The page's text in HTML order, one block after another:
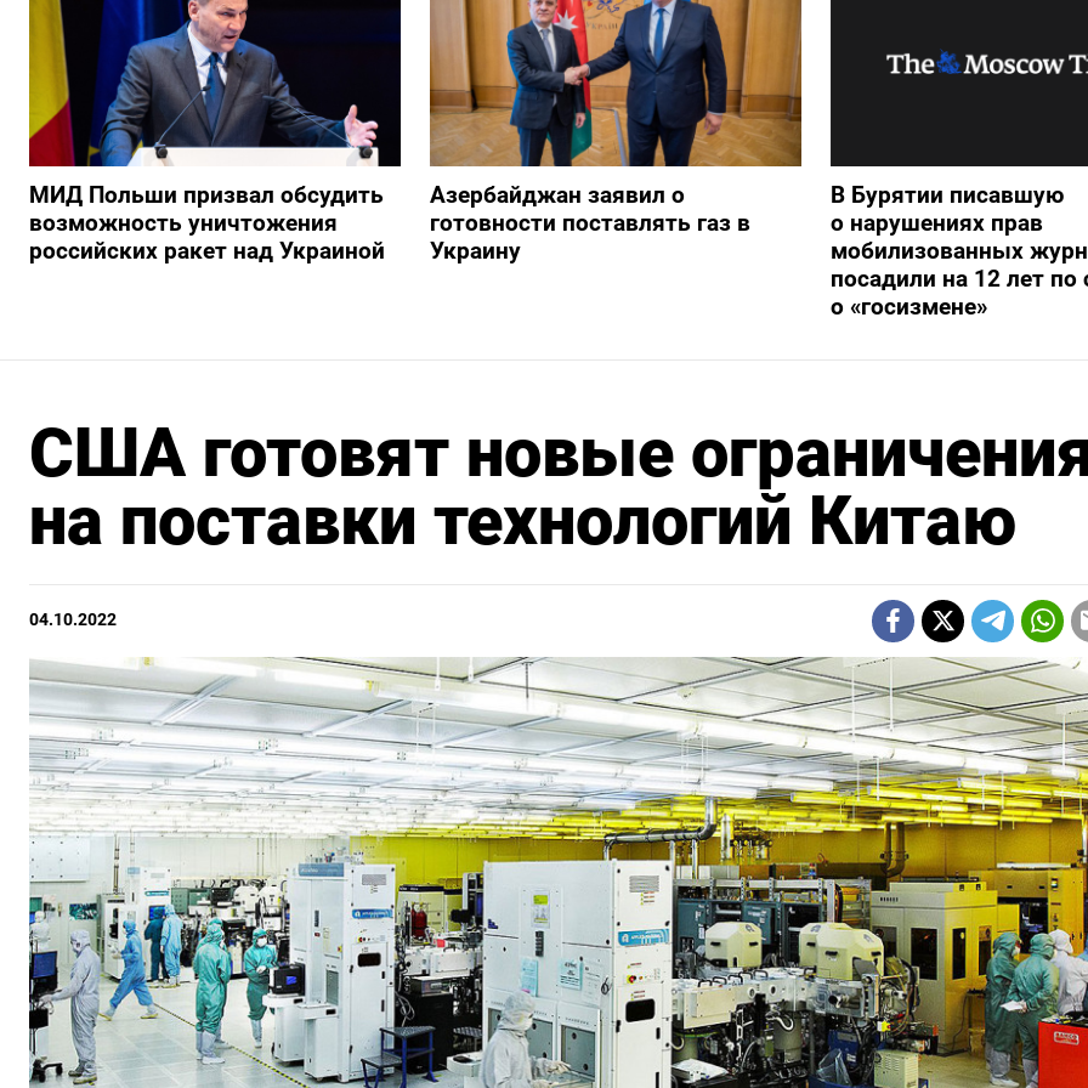
МИД Польши призвал обсудить
возможность уничтожения
российских ракет над Украиной
Азербайджан заявил о
готовности поставлять газ в
Украину
В Бурятии писавшую
о нарушениях прав
мобилизованных
посадили на 12 лет по
о «госизмене»
США готовят новые
на поставки технологий Китаю
04.10.2022